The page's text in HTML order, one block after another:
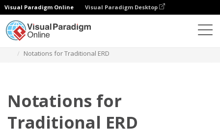
Visual Paradigm Online Visual Paradigm Desktop
Notations for Traditional ERD
Notations for
Traditional ERD